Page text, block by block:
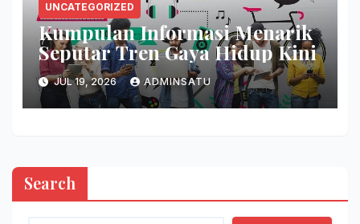
UNCATEGORIZED
Kumpulan Informasi Menarik
Seputar Tren Gaya Hidup Kini
JUL 19, 2026 ADMINSATU
Search